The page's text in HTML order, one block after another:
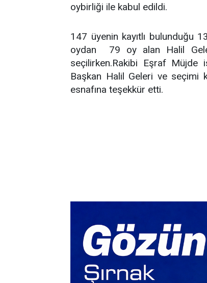
oybirliği ile kabul edildi.
147 üyenin kayıtlı bulunduğu
oydan
79 oy alan Halil
seçilirken.Rakibi Eşraf Müjde
Başkan Halil Geleri ve seçimi
esnafına teşekkür etti.